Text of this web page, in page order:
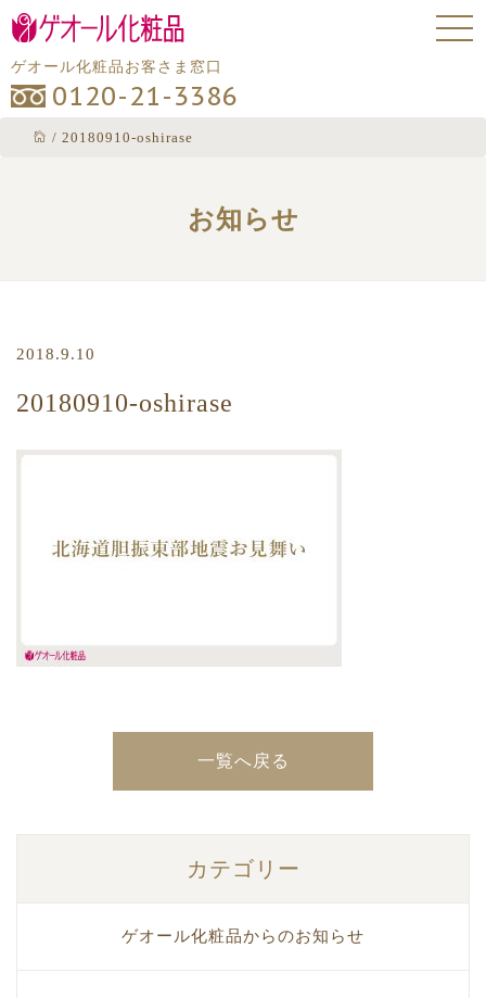
ゲオール化粧品お客さま窓口
0120-21-3386
/ 20180910-oshirase
お知らせ
2018.9.10
20180910-oshirase
一覧へ戻る
カテゴリー
ゲオール化粧品からのお知らせ